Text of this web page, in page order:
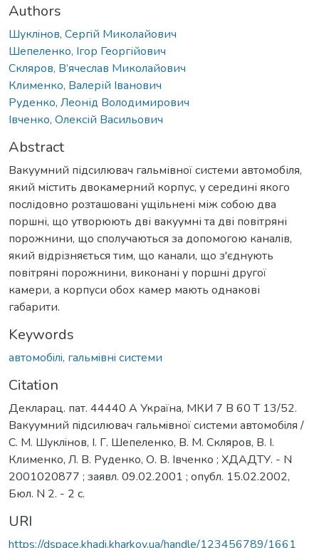
Authors
Шуклiнов, Сергiй Миколайович
Шепеленко, Ігор Георгійович
Скляров, В’ячеслав Миколайович
Клименко, Валерій Іванович
Руденко, Леонід Володимирович
Івченко, Олексій Васильович
Abstract
Вакуумний підсилювач гальмівної системи автомобіля,
який містить двокамерний корпус, у середині якого
послідовно розташовані ущільнені між собою два
поршні, що утворюють дві вакуумні та дві повітряні
порожнини, що сполучаються за допомогою каналів,
який відрізняється тим, що канали, що з'єднують
повітряні порожнини, виконані у поршні другої
камери, а корпуси обох камер мають однакові
габарити.
Keywords
автомобiлi, гальмiвнi системи
Citation
Декларац. пат. 44440 А Україна, МКИ 7 B 60 T 13/52.
Вакуумний пiдсилювач гальмiвної системи автомобiля /
С. М. Шуклiнов, I. Г. Шепеленко, В. М. Скляров, В. I.
Клименко, Л. В. Руденко, О. В. Iвченко ; ХДАДТУ. - N
2001020877 ; заявл. 09.02.2001 ; опубл. 15.02.2002,
Бюл. N 2. - 2 с.
URI
https://dspace.khadi.kharkov.ua/handle/123456789/1661